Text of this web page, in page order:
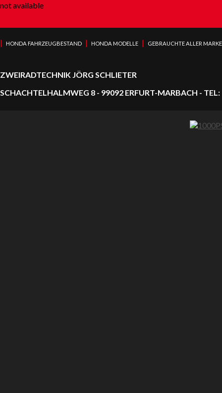
not available
| HONDA FAHRZEUGBESTAND | HONDA MODELLE | GEBRAUCHTE ALLER
ZWEIRADTECHNIK JÖRG SCHLIETER
SCHACHTELHALMWEG 8 - 99092 ERFURT-MARBACH -